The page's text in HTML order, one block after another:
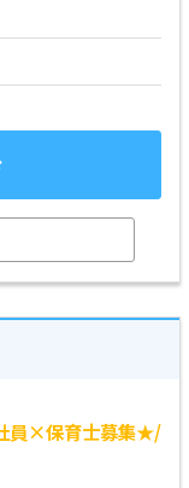
員×保育士募集★/